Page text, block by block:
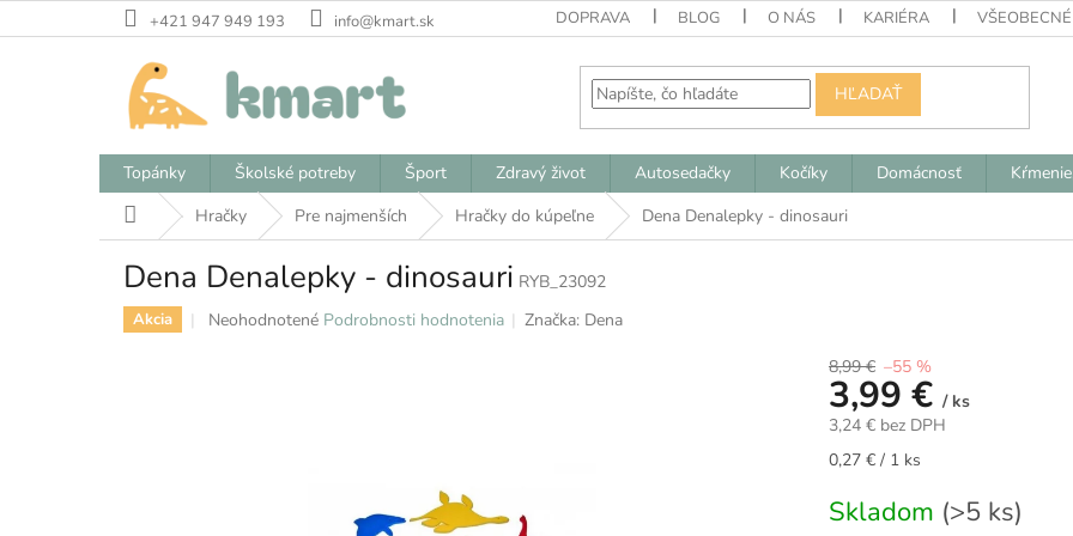
na
+421 947 949 193 info@kmart.sk DOPRAVA BLOG O NÁS KARIÉRA
HĽADAŤ
Topánky Školské potreby Šport Zdravý život Autosedačky Kočíky Domácnosť
DomovHračky Pre najmenších Hračky do kúpeľne Dena Denalepky - dinosauri
Dena Denalepky - dinosauri RYB_23092
Akcia
Priemerné
Neohodnotené Podrobnosti hodnotenia Značka: Dena
8,99 € –55 %
3,99 € / ks
3,24 € bez DPH
Jednotková
0,27 € / 1 ks
Skladom (>5 ks)